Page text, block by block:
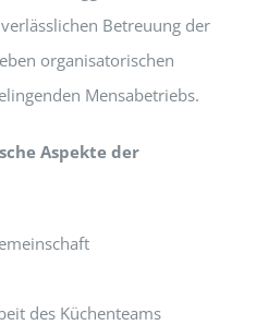
Betreuung der
organisatorischen
Mensabetriebs.
Aspekte der
des Küchenteams